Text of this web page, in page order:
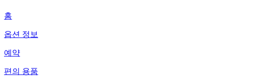
홈
옵션 정보
예약
편의 용품